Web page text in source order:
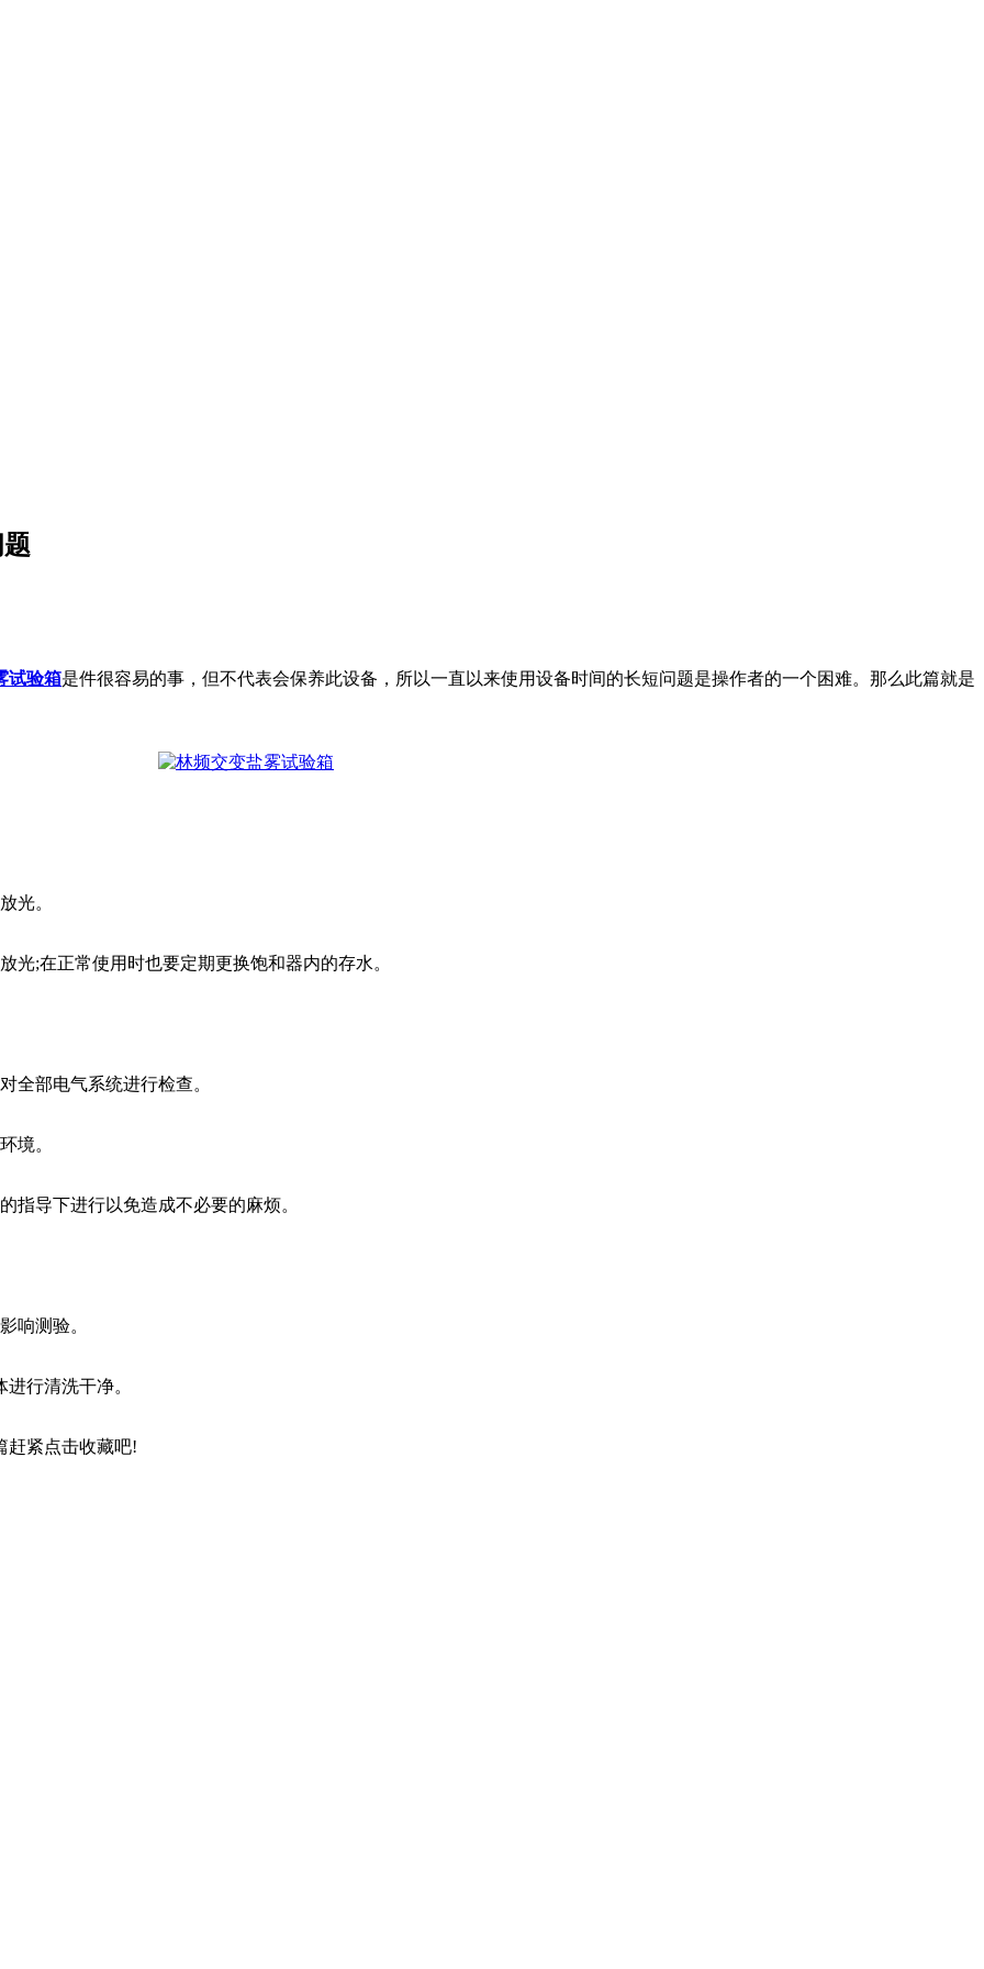
试验箱是件很容易的事，但不代表会保养此设备，所以一直以来使用设备时间的长短问题是操作者的一个困难。那么此篇就是
光。
光;在正常使用时也要定期更换饱和器内的存水。
全部电气系统进行检查。
境。
指导下进行以免造成不必要的麻烦。
响测验。
行清洗干净。
赶紧点击收藏吧!